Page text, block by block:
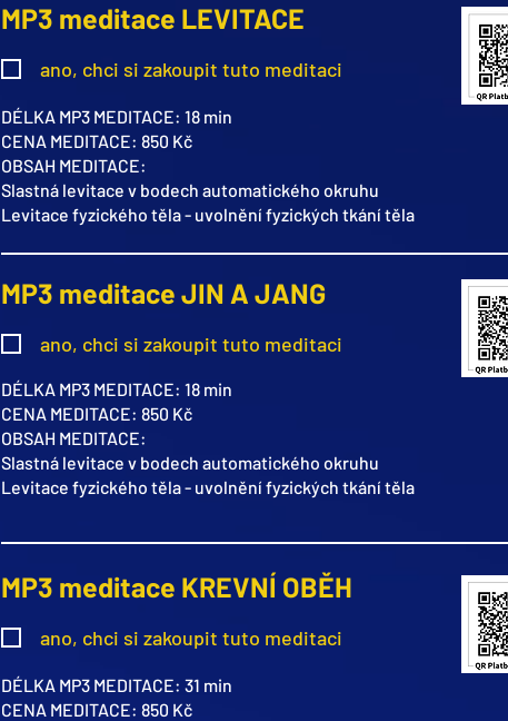
MP3 meditace LEVITACE
ano, chci si zakoupit tuto meditaci
DÉLKA MP3 MEDITACE: 18 min
CENA MEDITACE: 850 Kč
OBSAH MEDITACE:
Slastná levitace v bodech automatického okruhu
Levitace fyzického těla - uvolnění fyzických tkání těla
MP3 meditace JIN A JANG
ano, chci si zakoupit tuto meditaci
DÉLKA MP3 MEDITACE: 18 min
CENA MEDITACE: 850 Kč
OBSAH MEDITACE:
Slastná levitace v bodech automatického okruhu
Levitace fyzického těla - uvolnění fyzických tkání těla
MP3 meditace KREVNÍ OBĚH
ano, chci si zakoupit tuto meditaci
DÉLKA MP3 MEDITACE: 31 min
CENA MEDITACE: 850 Kč